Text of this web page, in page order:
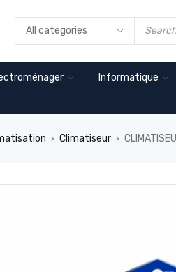
Informatique
› Climatiseur ›